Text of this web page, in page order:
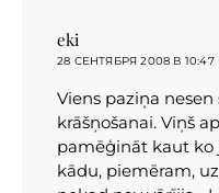
eki
28 СЕНТЯБРЯ 2008 В 10:47
Viens paziņa
krāšņošanai. Viņš
pamēģināt kaut ko
kādu, piemēram,